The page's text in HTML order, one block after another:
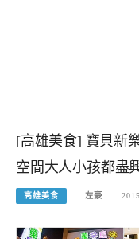
[高雄美食] 寶貝新
空間大人小孩都盡
高雄美食 左豪